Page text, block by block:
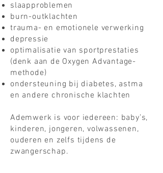
slaapproblemen
burn-outklachten
trauma- en emotionele verwerking
depressie
optimalisatie van sportprestaties
(denk aan de Oxygen Advantage-
methode)
ondersteuning bij diabetes, astma
en andere chronische klachten
Ademwerk is voor iedereen: baby’s,
kinderen, jongeren, volwassenen,
ouderen en zelfs tijdens de
zwangerschap.